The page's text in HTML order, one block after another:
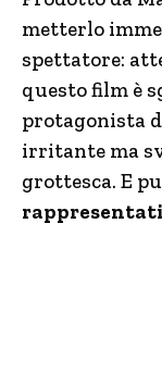
metterlo
spettatore:
questo film è
protagonista
irritante ma
grottesca. E